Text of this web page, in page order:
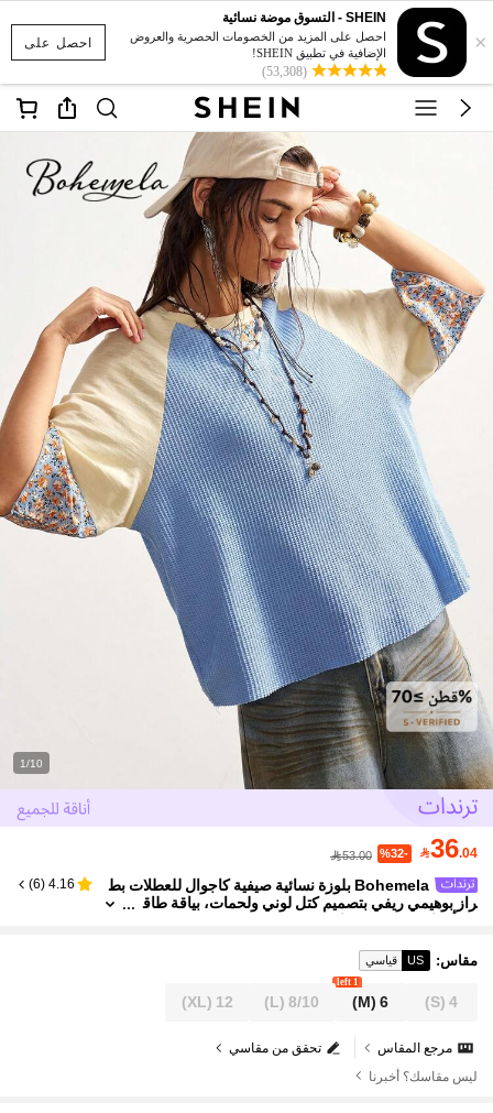
احصل على ×
SHEIN - التسوق موضة نسائية
احصل على المزيد من الخصومات الحصرية والعروض
الإضافية في تطبيق SHEIN!
(53,308)
1/10
36.04
%32-
53.00
Bohemela بلوزة نسائية صيفية كاجوال للعطلات بط
راز بوهيمي ريفي بتصميم كتل لوني ولحمات، بياقة طاق
4.16
(
6
)
مقاس:
US قياسي
4
(S)
6
(M)
1 left
8/10
(L)
12
(XL)
تحقق من مقاسي
مرجع المقاس
ليس مقاسك؟ أخبرنا